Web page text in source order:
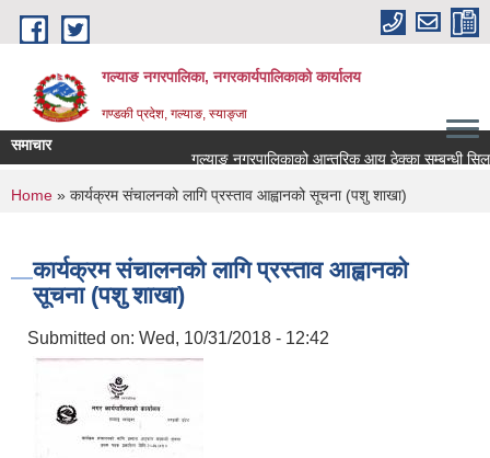
Skip to main content
गल्याङ नगरपालिका, नगरकार्यपालिकाको कार्यालय
गण्डकी प्रदेश, गल्याङ, स्याङ्जा
समाचार
गल्याङ नगरपालिकाको आन्तरिक आय ठेक्का सम्बन्धी
You are here
Home » कार्यक्रम संचालनको लागि प्रस्ताव आह्वानको सूचना (पशु शाखा)
कार्यक्रम संचालनको लागि प्रस्ताव आह्वानको
सूचना (पशु शाखा)
Submitted on: Wed, 10/31/2018 - 12:42